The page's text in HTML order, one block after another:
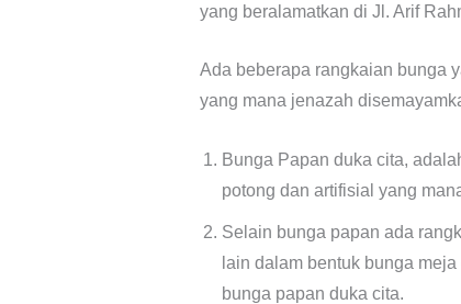
yang beralamatkan di Jl. Arif
Ada beberapa rangkaian bunga
yang mana jenazah
Bunga Papan duka cita,
potong dan artifisial yang
Selain bunga papan ada
lain dalam bentuk bunga
bunga papan duka cita.